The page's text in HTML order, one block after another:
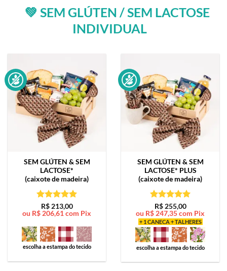
💚 SEM GLÚTEN / SEM LACTOSE
INDIVIDUAL
SEM GLÚTEN & SEM
LACTOSE*
(caixote de madeira)
Avaliação5
de 5
R$213,00
ou R$ 206,61 com Pix
escolha a estampa do tecido
SEM GLÚTEN & SEM
LACTOSE* PLUS
(caixote de madeira)
Avaliação5
de 5
R$255,00
ou R$ 247,35com Pix
+ 1 CANECA + TALHERES
escolha a estampa do tecido